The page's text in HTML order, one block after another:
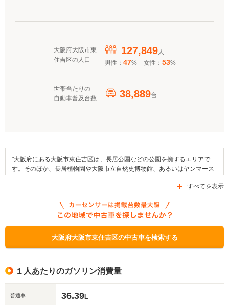
大阪府大阪市東
住吉区の人口
127,849人
男性： 47% 女性： 53%
世帯当たりの
自動車普及台数
38,889台
"大阪府にある大阪市東住吉区は、長居公園などの公園を擁するエリアで
す。そのほか、長居植物園や大阪市立自然史博物館、あるいはヤンマース
化財には、六十六部廻国供養塔や西国巡礼三十三度行者満願供養塔、楽山
などが地域の特産品となっています。交通面においては近鉄南大阪線やJR
西日本関西本線といった複数の鉄道路線を利用できるほか、国道479号線
や府道26号線など数多くの幹線道路が区域内を通っています。なお、この
区内に存在する自動車補助金制度としては、「クリーンエネルギー自動車
すべてを表示
大阪府大阪市東住吉区の中古車を検索する
１人あたりのガソリン消費量
普通車 36.39L